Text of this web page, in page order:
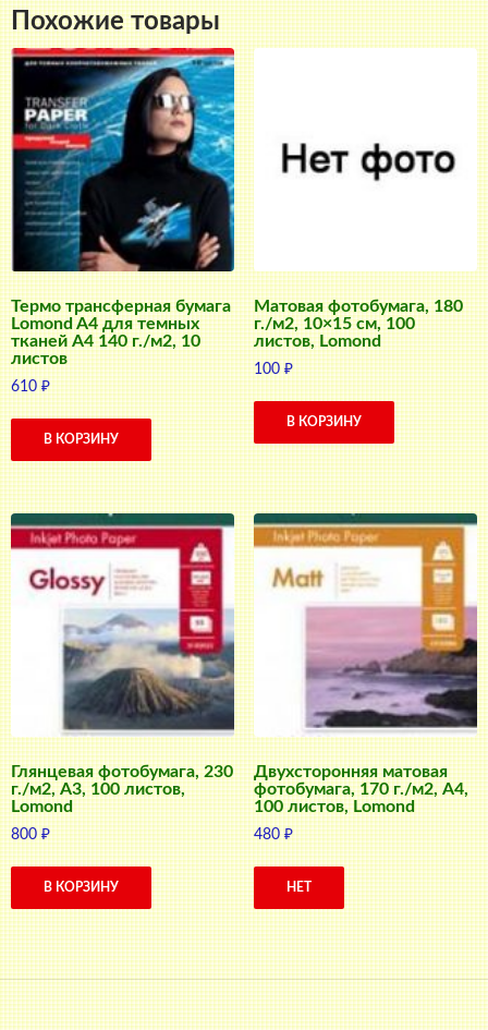
Похожие товары
Термо трансферная бумага
Lomond A4 для темных
тканей A4 140 г./м2, 10
листов
610₽
В КОРЗИНУ
Матовая фотобумага, 180
г./м2, 10×15 см, 100
листов, Lomond
100₽
В КОРЗИНУ
Глянцевая фотобумага, 230
г./м2, A3, 100 листов,
Lomond
800₽
В КОРЗИНУ
Двухсторонняя матовая
фотобумага, 170 г./м2, A4,
100 листов, Lomond
480₽
НЕТ